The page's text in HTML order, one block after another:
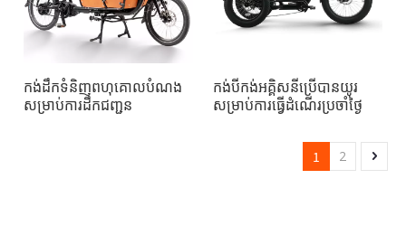
កង់ដឹកទំនិញពហុគោលបំណង
សម្រាប់ការដឹកជញ្ជូន
កង់បីកង់អគ្គិសនីប្រើបានយូរ
សម្រាប់ការធ្វើដំណើរប្រចាំថ្ងៃ
1 2